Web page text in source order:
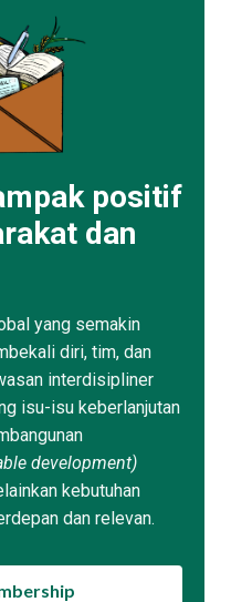
positif
dan
yang semakin
diri, tim, dan
interdisipliner
isu-isu keberlanjutan
development)
kebutuhan
dan relevan.